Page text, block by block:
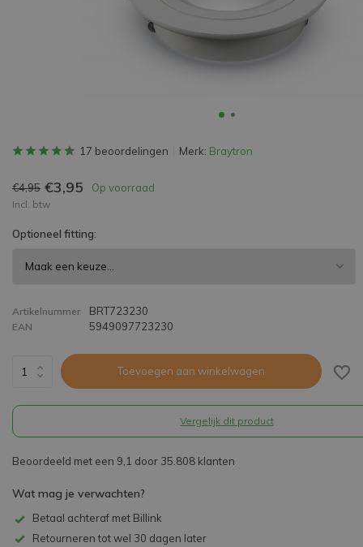
17 beoordelingen Merk: Braytron
€4,95 €3,95 Op voorraad
Incl. btw
Optioneel fitting:
Artikelnummer BRT723230
EAN 5949097723230
Toevoegen aan winkelwagen
Vergelijk dit product
Beoordeeld met een 9,1 door 35.808 klanten
Wat mag je verwachten?
Betaal achteraf met Billink
Retourneren tot wel 30 dagen later